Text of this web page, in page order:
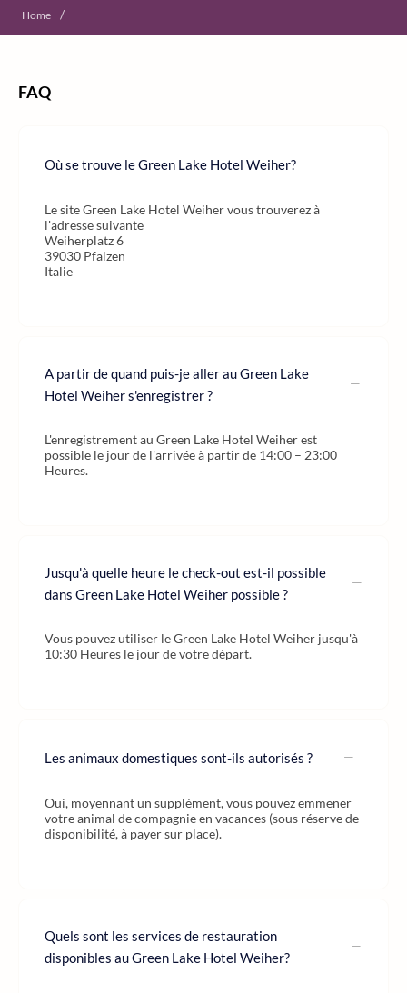
Home /
FAQ
Où se trouve le Green Lake Hotel Weiher?
Le site Green Lake Hotel Weiher vous trouverez à
l'adresse suivante
Weiherplatz 6
39030 Pfalzen
Italie
A partir de quand puis-je aller au Green Lake
Hotel Weiher s'enregistrer ?
L'enregistrement au Green Lake Hotel Weiher est
possible le jour de l'arrivée à partir de 14:00 – 23:00
Heures.
Jusqu'à quelle heure le check-out est-il possible
dans Green Lake Hotel Weiher possible ?
Vous pouvez utiliser le Green Lake Hotel Weiher jusqu'à
10:30 Heures le jour de votre départ.
Les animaux domestiques sont-ils autorisés ?
Oui, moyennant un supplément, vous pouvez emmener
votre animal de compagnie en vacances (sous réserve de
disponibilité, à payer sur place).
Quels sont les services de restauration
disponibles au Green Lake Hotel Weiher?